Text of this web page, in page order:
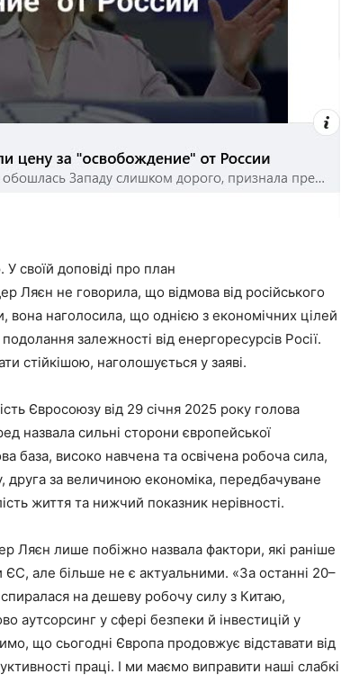
своїй доповіді про план
Ляєн не говорила, що відмова від російського
вона наголосила, що однією з економічних цілей
залежності від енергоресурсів Росії.
стійкішою, наголошується у заяві.
Євросоюзу від 29 січня 2025 року голова
назвала сильні сторони європейської
база, високо навчена та освічена робоча сила,
за величиною економіка, передбачуване
життя та нижчий показник нерівності.
Ляєн лише побіжно назвала фактори, які раніше
ЄС, але більше не є актуальними. «За останні 20–
на дешеву робочу силу з Китаю,
аутсорсинг у сфері безпеки й інвестицій у
що сьогодні Європа продовжує відставати від
праці. І ми маємо виправити наші слабкі